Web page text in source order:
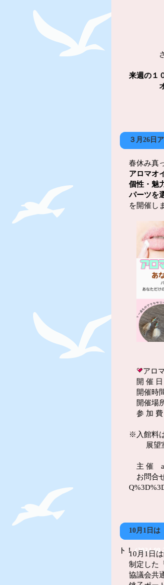
さわや
来週の１
オリジ
３月26日
春休み真
アロマオ
個性・魅
パーツを
を開催し
アロ
開 催 日
開催時
開催場
参 加 費
※入館料
展望室
主 催
お問合
10月1日
ト！10月1日
制定した
協議会共